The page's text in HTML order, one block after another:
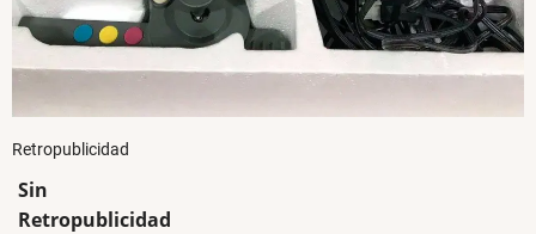
Retropublicidad
Sin
Retropublicidad